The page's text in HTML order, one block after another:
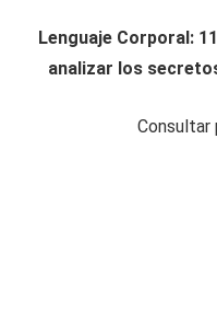
Lenguaje Corporal:
analizar los
Consultar